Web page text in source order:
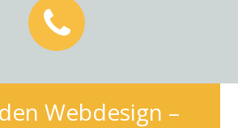
Webdesign –